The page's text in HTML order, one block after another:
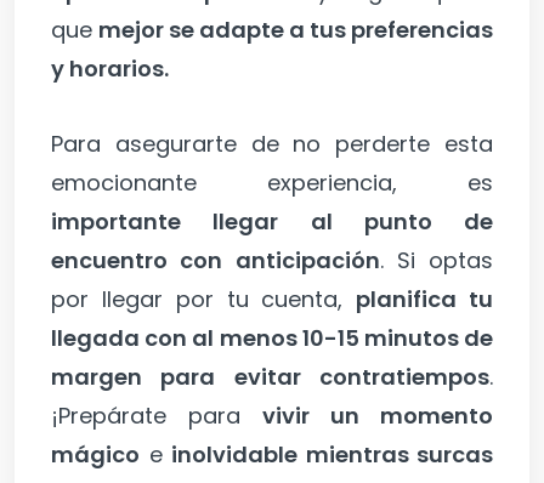
que mejor se adapte a tus preferencias
y horarios.
Para asegurarte de no perderte esta
emocionante experiencia, es
importante llegar al punto de
encuentro con anticipación. Si optas
por llegar por tu cuenta, planifica tu
llegada con al menos 10-15 minutos de
margen para evitar contratiempos.
¡Prepárate para vivir un momento
mágico e inolvidable mientras surcas